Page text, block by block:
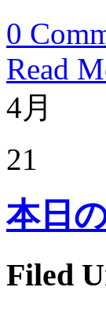
0
Read
4月
21
本日
Filed